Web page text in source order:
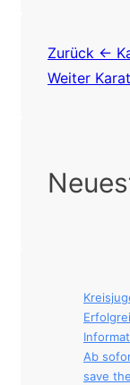
Zurück ←
Weiter
Ab
save